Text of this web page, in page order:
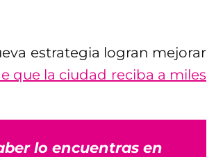
estrategia logran mejorar
que la ciudad reciba a miles
lo encuentras en